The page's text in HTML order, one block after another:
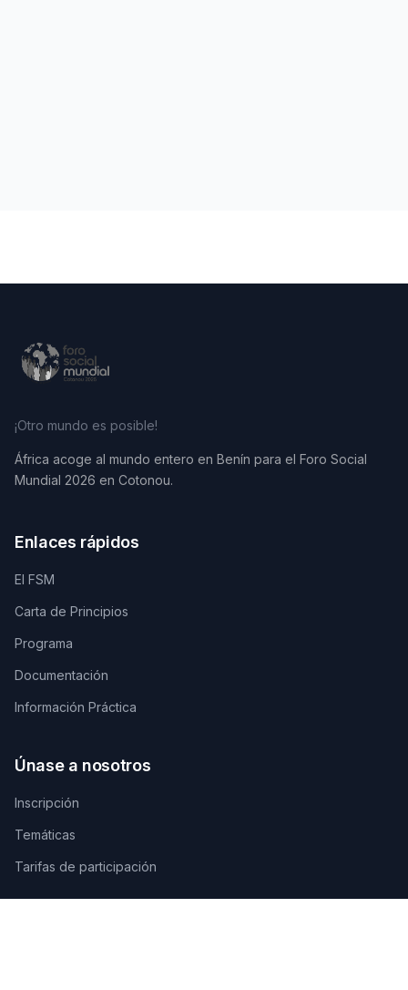
¡Otro mundo es posible!
África acoge al mundo entero en Benín para el Foro Social
Mundial 2026 en Cotonou.
Enlaces rápidos
El FSM
Carta de Principios
Programa
Documentación
Información Práctica
Únase a nosotros
Inscripción
Temáticas
Tarifas de participación